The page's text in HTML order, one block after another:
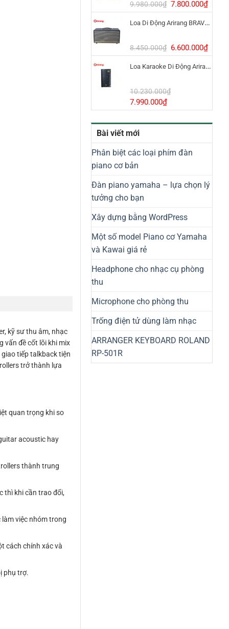
8.800.000₫.
9.980.000₫ Giá
gốc
là:
7.800.000₫Giá
hiện
tại
Loa Di Động Arirang BRAVO 8 800W Có Micro
8.450.000₫ Giá
gốc
là:
6.600.000₫Giá
hiện
tại
Loa Karaoke Di Động Arirang EDGE-X Model I
10.230.000₫
Giá
gốc
là:
10.230.000₫.
7.990.000₫Giá
hiện
tại
7.990.000₫.
Bài viết mới
Phân biệt các loại phím đàn
piano cơ bản
Đàn piano yamaha – lựa chọn lý
tưởng cho bạn
Xây dựng bằng WordPress
Một số model Piano cơ Yamaha
và Kawai giá rẻ
Headphone cho nhạc cụ phòng
thu
Microphone cho phòng thu
Trống điện tử dùng làm nhạc
ARRANGER KEYBOARD ROLAND
RP-501R
kỹ sư thu âm, nhạc
vấn đề cốt lõi khi mix
tiếp talkback tiện
trở thành lựa
quan trọng khi so
acoustic hay
thành trung
thì khi cần trao đổi,
việc nhóm trong
cách chính xác và
phụ trợ.